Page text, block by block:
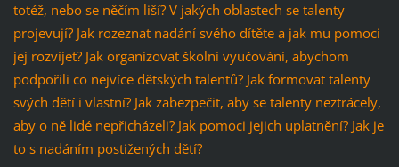
totéž, nebo se něčím liší? V jakých oblastech se talenty
projevují? Jak rozeznat nadání svého dítěte a jak mu pomoci
jej rozvíjet? Jak organizovat školní vyučování, abychom
podpořili co nejvíce dětských talentů? Jak formovat talenty
svých dětí i vlastní? Jak zabezpečit, aby se talenty neztrácely,
aby o ně lidé nepřicházeli? Jak pomoci jejich uplatnění? Jak je
to s nadáním postižených dětí?